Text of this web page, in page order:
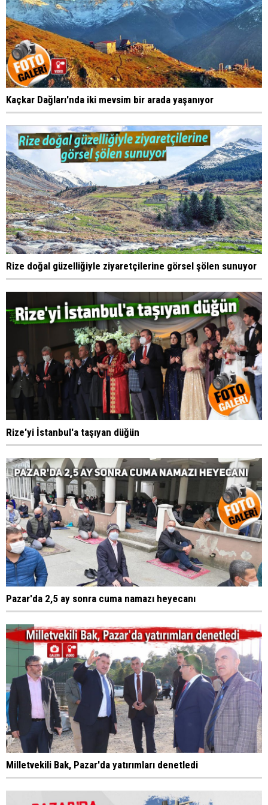
Kaçkar Dağları'nda iki mevsim bir arada yaşanıyor
Rize doğal güzelliğiyle ziyaretçilerine görsel şölen sunuyor
Rize'yi İstanbul'a taşıyan düğün
Pazar'da 2,5 ay sonra cuma namazı heyecanı
Milletvekili Bak, Pazar'da yatırımları denetledi